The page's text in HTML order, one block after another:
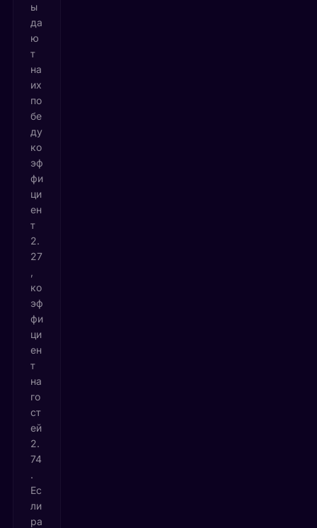
ы
да
ю
т
на
их
по
бе
ду
ко
эф
фи
ци
ен
т
2.
27
ко
эф
фи
ци
ен
т
на
го
ст
ей
2.
74
.
Ес
ли
ра